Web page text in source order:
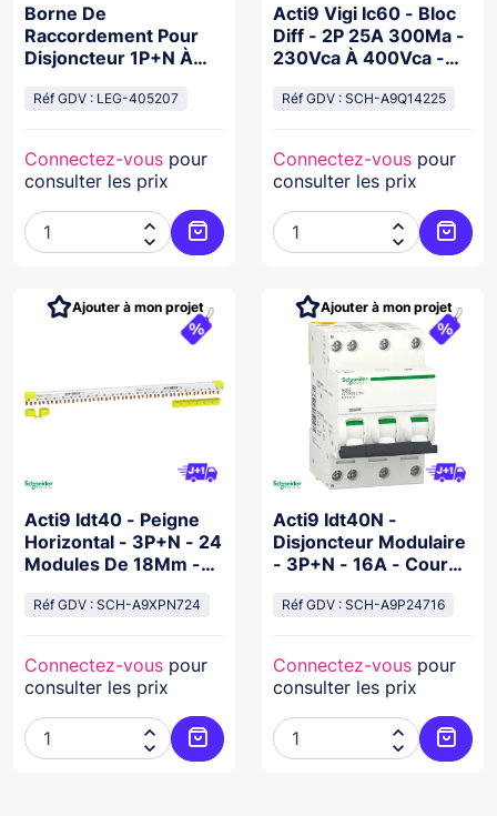
Borne De
Raccordement Pour
Disjoncteur 1P+N À
Automatique 6Mm² À
Réf GDV : LEG-405207
Connectez-vous pour
consulter les prix


Ajouter au panier
Acti9 Vigi Ic60 - Bloc
Diff - 2P 25A 300Ma -
230Vca À 400Vca -
Réf GDV : SCH-A9Q14225
Connectez-vous pour
consulter les prix


Acti9 Idt40 - Peigne
Horizontal - 3P+N - 24
Modules De 18Mm -
Réf GDV : SCH-A9XPN724
Connectez-vous pour
consulter les prix


Ajouter au panier
Ajouter à mon projet
Acti9 Idt40N -
Disjoncteur Modulaire
- 3P+N - 16A - Courbe
Réf GDV : SCH-A9P24716
Connectez-vous pour
consulter les prix


Ajouter à mon projet